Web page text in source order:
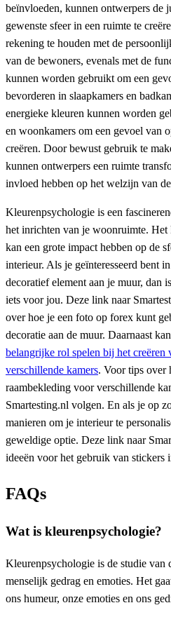
beïnvloeden, kunnen ontwerpers de
gewenste sfeer in een ruimte te
rekening te houden met de
van de bewoners, evenals met de
kunnen worden gebruikt om een
bevorderen in slaapkamers en
energieke kleuren kunnen worden
en woonkamers om een gevoel van
creëren. Door bewust gebruik te
kunnen ontwerpers een ruimte
invloed hebben op het welzijn van
Kleurenpsychologie is een
het inrichten van je woonruimte. Het
kan een grote impact hebben op de
interieur. Als je geïnteresseerd bent
decoratief element aan je muur, dan
iets voor jou. Deze link naar
over hoe je een foto op forex kunt
decoratie aan de muur. Daarnaast kan
belangrijke rol spelen bij het creëren
verschillende kamers. Voor tips over
raambekleding voor verschillende
Smartesting.nl volgen. En als je op
manieren om je interieur te
geweldige optie. Deze link naar
ideeën voor het gebruik van stickers
FAQs
Wat is kleurenpsychologie?
Kleurenpsychologie is de studie van
menselijk gedrag en emoties. Het
ons humeur, onze emoties en ons